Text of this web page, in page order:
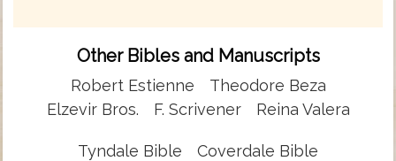
Other Bibles and Manuscripts
Robert Estienne
Theodore Beza
Elzevir Bros.
F. Scrivener Reina Valera
Tyndale Bible
Coverdale Bible